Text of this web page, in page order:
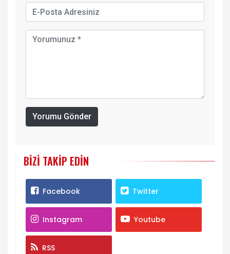
Yorumu Gönder
BIZI TAKIP EDIN
Facebook Twitter
Instagram Youtube
RSS